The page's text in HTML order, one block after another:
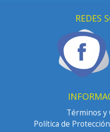
REDES
Términos y
Política de